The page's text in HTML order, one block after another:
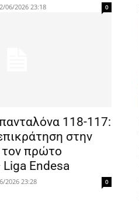
06/2026 23:18 0
118-117:
στην
τον πρώτο
Liga Endesa
2026 23:28 0